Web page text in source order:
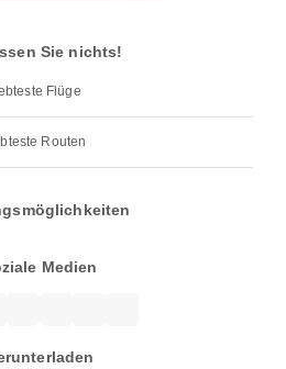
Sie nichts!
Flüge
Routen
Medien